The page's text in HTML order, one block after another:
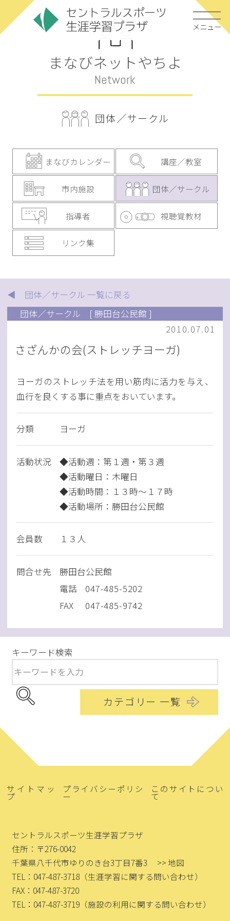
メニュー
まなびネットやちよ
Network
団体／サークル
まなびカレンダー 講座／教室
市内施設 団体／サークル
指導者 視聴覚教材
リンク集
◀ 団体／サークル 一覧に戻る
団体／サークル
[ 勝田台公民館 ]
2010.07.01
さざんかの会(ストレッチヨーガ)
ヨーガのストレッチ法を用い筋肉に活力を与え、
血行を良くする事に重点をおいています。
分類 ヨーガ
活動状況
◆活動週：第１週・第３週
◆活動曜日：木曜日
◆活動時間：１３時～１７時
◆活動場所：勝田台公民館
会員数 １３人
問合せ先
勝田台公民館
電話
047-485-5202
FAX
047-485-9742
キーワード検索
カテゴリー 一覧
サイトマッ
プ
プライバシーポリシ
ー
このサイトについ
て
セントラルスポーツ生涯学習プラザ
住所：〒276-0042
千葉県八千代市ゆりのき台3丁目7番3
>> 地図
TEL：047-487-3718 （生涯学習に関する問い合わせ）
FAX：047-487-3720
TEL：047-487-3719 （施設の利用に関する問い合わせ）